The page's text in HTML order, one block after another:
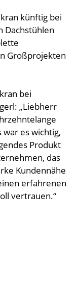
künftig bei
Dachstühlen
Großprojekten
bei
„Liebherr
es wichtig,
Produkt
das
Kundennähe
erfahrenen
vertrauen.“